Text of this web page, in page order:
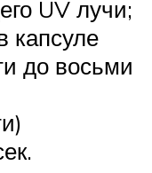
UV лучи;
капсуле
до восьми